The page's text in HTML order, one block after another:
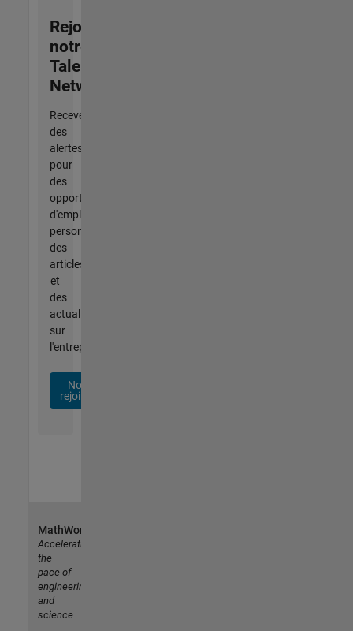
Rejoignez
notre
Talent
Network
Recevez
des
alertes
pour
des
opportunités
d'emploi
personnalisées,
des
articles
et
des
actualités
sur
l'entreprise.
Nous
rejoindre
MathWorks
Accelerating
the
pace of
engineering
and
science